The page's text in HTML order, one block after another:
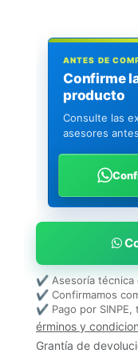
ANTES DE
Confirme
producto
Consulte las
asesores
✔ Asesoría técnica
✔ Confirmamos
✔ Pago por SINPE,
érminos y
Grantía de